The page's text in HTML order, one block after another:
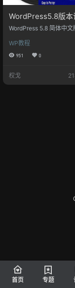
WordPress5.8版本
解，回归旧版小工具
WordPress 5.8 简体中文
行更新。目前国内部分地
后台直接升级新版本，请
及部代码调试。 版本介
WordPress 5.8 Tatum软
WP教程
951 0
权戈
首页 专题